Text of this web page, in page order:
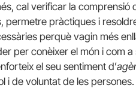
cal verificar la
permetre pràctiques i
perquè vagin més
per conèixer el món i com
el seu sentiment d’
i de voluntat de les persones.